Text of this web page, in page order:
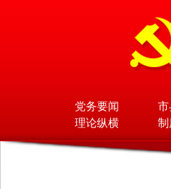
党务要闻 市
理论纵横
制